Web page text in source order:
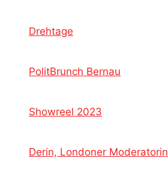
Drehtage
PolitBrunch Bernau
Showreel 2023
Derin, Londoner Moderatorin